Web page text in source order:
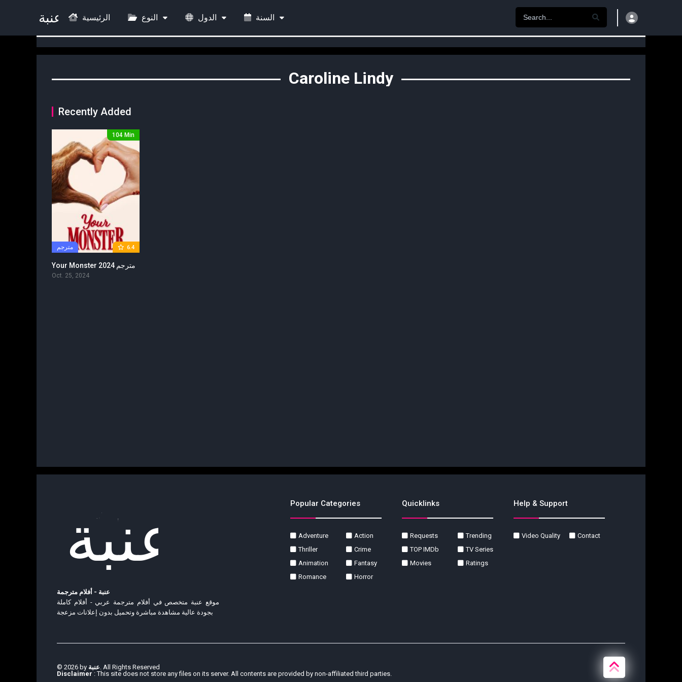
الرئيسية النوع الدول السنة
Caroline Lindy
Recently Added
6.4 مترجم
104 Min
Your Monster 2024 مترجم
Oct. 25, 2024
Popular Categories
Adventure
Action
Thriller
Crime
Animation
Fantasy
Romance
Horror
Quicklinks
Requests
Trending
TOP IMDb
TV Series
Movies
Ratings
Help & Support
Video Quality Contact
عنبة - أفلام مترجمة
موقع عنبة متخصص في أفلام مترجمة عربي - أفلام كاملة
بجودة عالية مشاهدة مباشرة وتحميل بدون إعلانات مزعجة
© 2026 by عنبة. All Rights Reserved
Disclaimer : This site does not store any files on its server. All contents are provided by non-affiliated third parties.